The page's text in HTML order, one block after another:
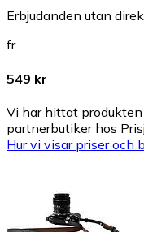
Erbjudanden utan
fr.
549 kr
Vi har hittat
partnerbutiker hos
Hur vi visar priser och